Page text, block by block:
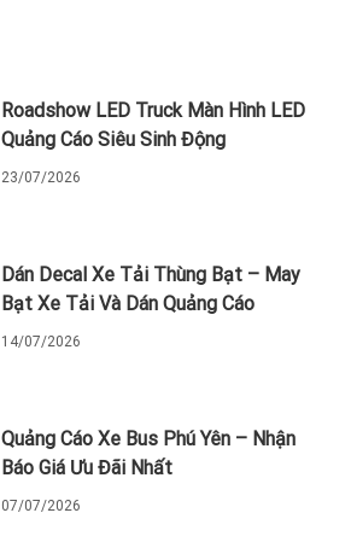
Roadshow LED Truck Màn Hình LED
Quảng Cáo Siêu Sinh Động
23/07/2026
Dán Decal Xe Tải Thùng Bạt – May
Bạt Xe Tải Và Dán Quảng Cáo
14/07/2026
Quảng Cáo Xe Bus Phú Yên – Nhận
Báo Giá Ưu Đãi Nhất
07/07/2026